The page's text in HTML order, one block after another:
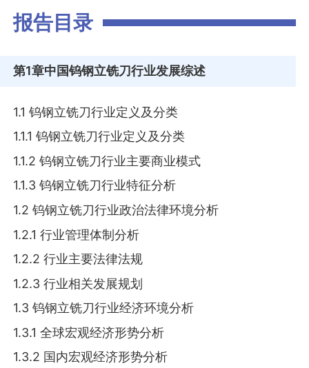
报告目录
第1章中国钨钢立铣刀行业发展综述
1.1 钨钢立铣刀行业定义及分类
1.1.1 钨钢立铣刀行业定义及分类
1.1.2 钨钢立铣刀行业主要商业模式
1.1.3 钨钢立铣刀行业特征分析
1.2 钨钢立铣刀行业政治法律环境分析
1.2.1 行业管理体制分析
1.2.2 行业主要法律法规
1.2.3 行业相关发展规划
1.3 钨钢立铣刀行业经济环境分析
1.3.1 全球宏观经济形势分析
1.3.2 国内宏观经济形势分析